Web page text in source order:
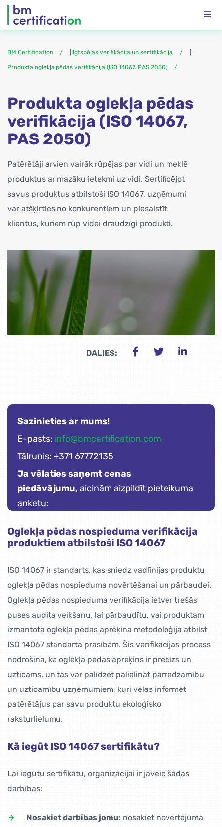
BM Certification Ilgtspējas verifikācija un sertifikācija
Produkta oglekļa pēdas verifikācija (ISO 14067, PAS 2050)
Produkta oglekļa pēdas
verifikācija (ISO 14067,
PAS 2050)
Patērētāji arvien vairāk rūpējas par vidi un meklē
produktus ar mazāku ietekmi uz vidi. Sertificējot
savus produktus atbilstoši ISO 14067, uzņēmumi
var atšķirties no konkurentiem un piesaistīt
klientus, kuriem rūp videi draudzīgi produkti.
DALIES:
Sazinieties ar mums!
E-pasts: info@bmcertification.com
Tālrunis: +371 67772135
Ja vēlaties saņemt cenas
piedāvājumu,aicinām aizpildīt pieteikuma
anketu:
Oglekļa pēdas nospieduma verifikācija
produktiem atbilstoši ISO 14067
ISO 14067 ir standarts, kas sniedz vadlīnijas produktu
oglekļa pēdas nospieduma novērtēšanai un pārbaudei.
Oglekļa pēdas nospieduma verifikācija ietver trešās
puses audita veikšanu, lai pārbaudītu, vai produktam
izmantotā oglekļa pēdas aprēķina metodoloģija atbilst
ISO 14067 standarta prasībām. Šis verifikācijas process
nodrošina, ka oglekļa pēdas aprēķins ir precīzs un
uzticams, un tas var palīdzēt palielināt pārredzamību
un uzticamību uzņēmumiem, kuri vēlas informēt
patērētājus par savu produktu ekoloģisko
raksturlielumu.
Kā iegūt ISO 14067 sertifikātu?
Lai iegūtu sertifikātu, organizācijai ir jāveic šādas
darbības:
Nosakiet darbības jomu: nosakiet novērtējuma